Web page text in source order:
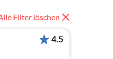
Filter löschen
4.5